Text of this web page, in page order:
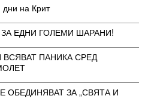
дни на Крит
ЕДНИ ГОЛЕМИ ШАРАНИ!
ПАНИКА СРЕД
ОБЕДИНЯВАТ ЗА „СВЯТА И